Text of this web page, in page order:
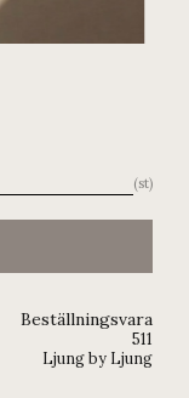
st
Beställningsvara
511
Ljung by Ljung